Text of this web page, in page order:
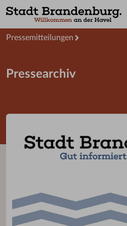
Presseservice
Pressemitteilungen
Pressearchiv